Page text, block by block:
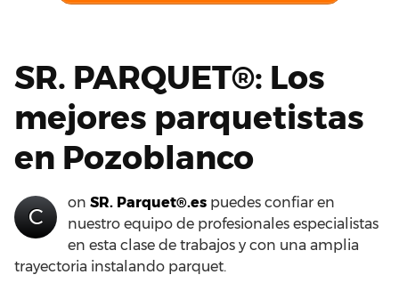
SR. PARQUET®: Los
mejores parquetistas
en Pozoblanco
C
on SR. Parquet®.es puedes confiar en
nuestro equipo de profesionales especialistas
en esta clase de trabajos y con una amplia
trayectoria instalando parquet.